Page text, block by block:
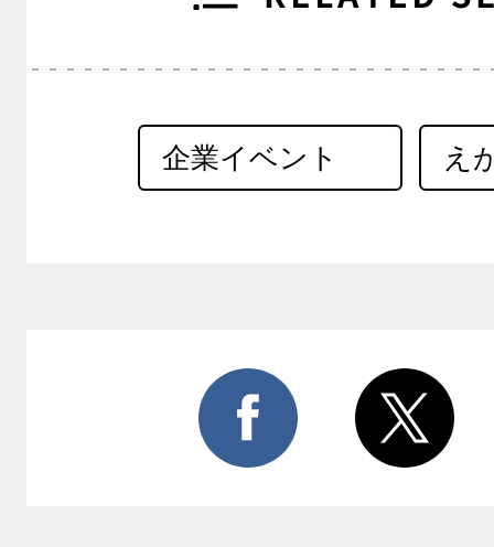
企業イベント え